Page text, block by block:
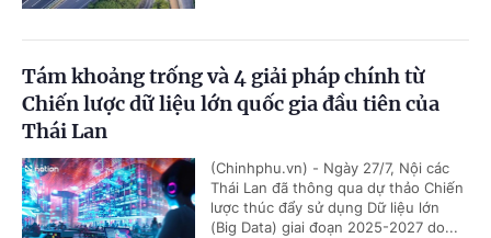
Tám khoảng trống và 4 giải pháp chính từ
Chiến lược dữ liệu lớn quốc gia đầu tiên của
Thái Lan
(Chinhphu.vn) - Ngày 27/7, Nội các
Thái Lan đã thông qua dự thảo Chiến
lược thúc đẩy sử dụng Dữ liệu lớn
(Big Data) giai đoạn 2025-2027 do...